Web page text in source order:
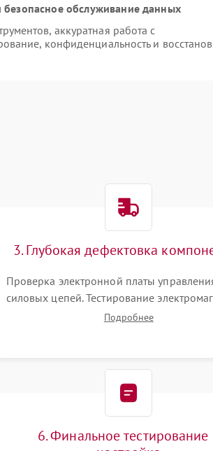
обслуживание данных
аккуратная работа с
конфиденциальность и
3. Глубокая дефектовка
Проверка электронной платы
силовых цепей. Тестирование
клапанов, датчиков температуры и
Подробнее
6. Финальное тестирование